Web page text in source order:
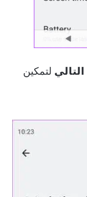
التالي لتمكين